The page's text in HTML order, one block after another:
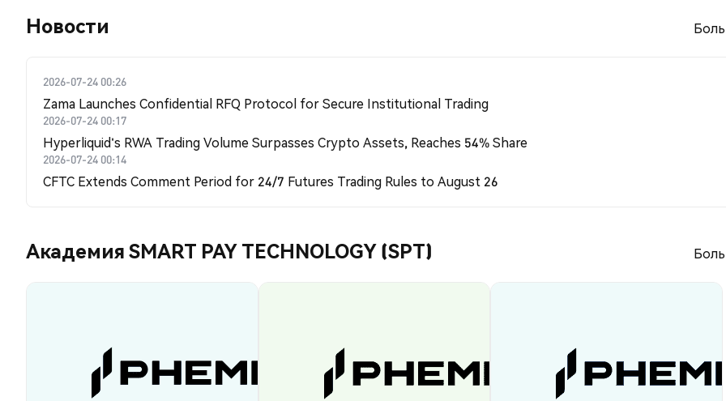
Новости
2026-07-24 00:26
Zama Launches Confidential RFQ Protocol for Secure Institutional Trading
2026-07-24 00:17
Hyperliquid's RWA Trading Volume Surpasses Crypto Assets, Reaches 54% Share
2026-07-24 00:14
CFTC Extends Comment Period for 24/7 Futures Trading Rules to August 26
Академия SMART PAY TECHNOLOGY (SPT)